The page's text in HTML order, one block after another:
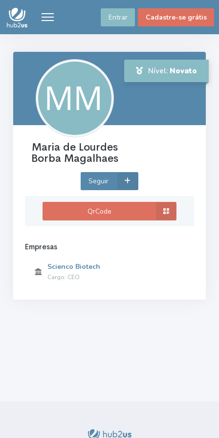
Entrar Cadastre-se grátis
Nível: Novato
Maria de Lourdes
Borba Magalhaes
Seguir
QrCode
Empresas
Scienco Biotech
Cargo: CEO